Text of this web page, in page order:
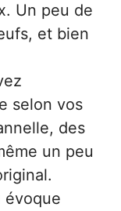
Un peu de
et bien
selon vos
des
un peu
évoque